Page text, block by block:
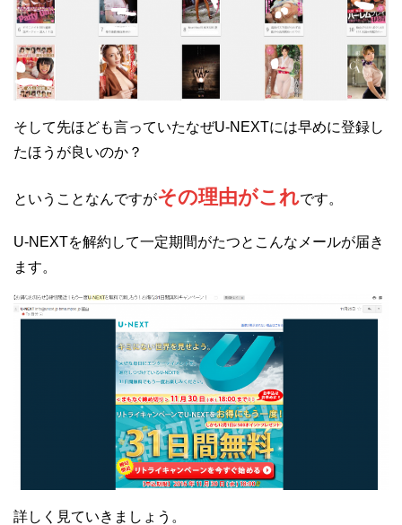
そして先ほども言っていたなぜU-NEXTには早めに登録し
たほうが良いのか？
ということなんですがその理由がこれです。
U-NEXTを解約して一定期間がたつとこんなメールが届き
ます。
詳しく見ていきましょう。